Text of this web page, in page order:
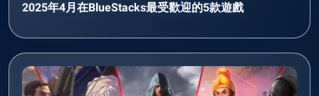
2025年4月在BlueStacks最受歡迎的5款遊戲